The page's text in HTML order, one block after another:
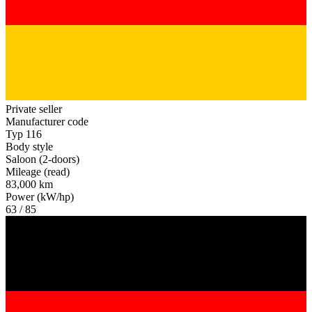
Private seller
Manufacturer code
Typ 116
Body style
Saloon (2-doors)
Mileage (read)
83,000 km
Power (kW/hp)
63 / 85